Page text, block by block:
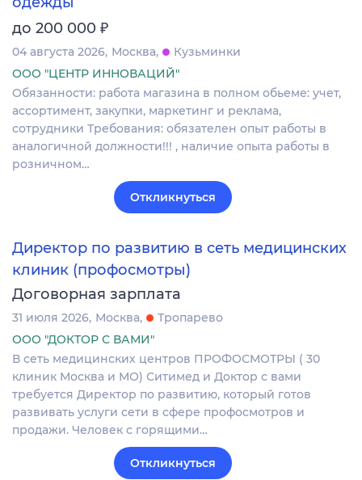
до 200 000 ₽
04 августа 2026 Москва
Кузьминки
ООО "ЦЕНТР ИННОВАЦИЙ"
Обязанности: работа магазина в полном обьеме: учет,
ассортимент, закупки, маркетинг и реклама,
сотрудники Требования: обязателен опыт работы в
аналогичной должности!!! , наличие опыта работы в
розничном…
Откликнуться
Директор по развитию в сеть медицинских
клиник (профосмотры)
Договорная зарплата
31 июля 2026 Москва
Тропарево
ООО "ДОКТОР С ВАМИ"
В сеть медицинских центров ПРОФОСМОТРЫ ( 30
клиник Москва и МО) Ситимед и Доктор с вами
требуется Директор по развитию, который готов
развивать услуги сети в сфере профосмотров и
продажи. Человек с горящими…
Откликнуться